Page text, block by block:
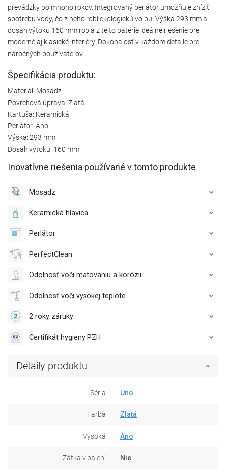
prevádzky po mnoho rokov. Integrovaný perlátor umožňuje znížiť
spotrebu vody, čo z neho robí ekologickú voľbu. Výška 293 mm a
dosah výtoku 160 mm robia z tejto batérie ideálne riešenie pre
moderné aj klasické interiéry. Dokonalosť v každom detaile pre
náročných používateľov.
Špecifikácia produktu:
Materiál: Mosadz
Povrchová úprava: Zlatá
Kartuša: Keramická
Perlátor: Áno
Výška: 293 mm
Dosah výtoku: 160 mm
Inovatívne riešenia používané v tomto produkte
Mosadz
Keramická hlavica
Perlátor
PerfectClean
Odolnosť voči matovaniu a korózii
Odolnosť voči vysokej teplote
2 roky záruky
Certifikát hygieny PZH
Detaily produktu
Séria Uno
Farba Zlatá
Vysoká Áno
Zátka v balení Nie